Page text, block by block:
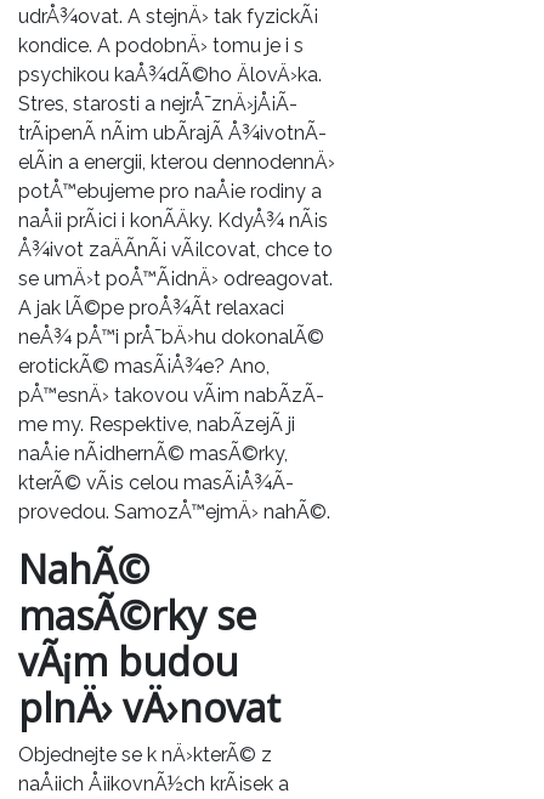
udrÅ¾ovat. A stejnÄ› tak fyzickÃ¡
kondice. A podobnÄ› tomu je i s
psychikou kaÅ¾dÃ©ho ÄlovÄ›ka.
Stres, starosti a nejrÅ¯znÄ›jÅ¡Ã­
trÃ¡penÃ­ nÃ¡m ubÃ­rajÃ­ Å¾ivotnÃ­
elÃ¡n a energii, kterou dennodennÄ›
potÅ™ebujeme pro naÅ¡e rodiny a
naÅ¡i prÃ¡ci i konÃ­Äky. KdyÅ¾ nÃ¡s
Å¾ivot zaÄÃ­nÃ¡ vÃ¡lcovat, chce to
se umÄ›t poÅ™Ã¡dnÄ› odreagovat.
A jak lÃ©pe proÅ¾Ã­t relaxaci
neÅ¾ pÅ™i prÅ¯bÄ›hu dokonalÃ©
erotickÃ© masÃ¡Å¾e? Ano,
pÅ™esnÄ› takovou vÃ¡m nabÃ­zÃ­
me my. Respektive, nabÃ­zejÃ­ ji
naÅ¡e nÃ¡dhernÃ© masÃ©rky,
kterÃ© vÃ¡s celou masÃ¡Å¾Ã­
provedou. SamozÅ™ejmÄ› nahÃ©.
NahÃ©
masÃ©rky se
vÃ¡m budou
plnÄ› vÄ›novat
Objednejte se k nÄ›kterÃ© z
naÅ¡ich Å¡ikovnÃ½ch krÃ¡sek a